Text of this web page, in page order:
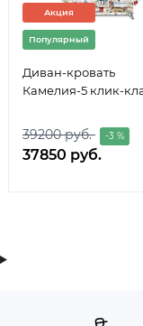
Акция
Популярный
Диван-кровать
Камелия-5 клик-
39200 руб. -3 %
37850 руб.